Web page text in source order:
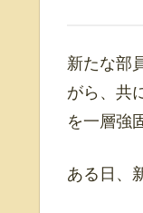
新たな部
がら、共
を一層強
ある日、